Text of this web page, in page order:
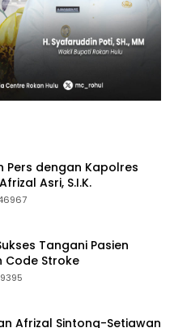
Pers dengan Kapolres
Asri, S.I.K.
Tangani Pasien
Code Stroke
Afrizal Sintong-Setiawan